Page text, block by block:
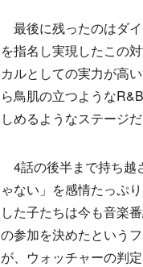
最後に残ったのはダ
を指名し実現したこの
カルとしての実力が高
ら鳥肌の立つような
しめるようなステージだ
4話の後半まで持ち越
ゃない」を感情たっぷ
した子たちは今も音楽
の参加を決めたという
が、ウォッチャーの判